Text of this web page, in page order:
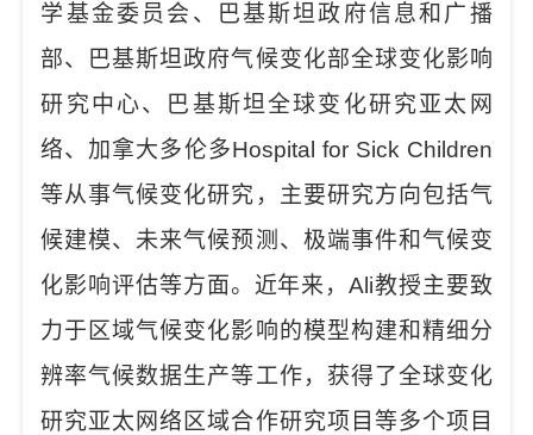
学基金委员会、巴基斯坦政府信息和广播
部、巴基斯坦政府气候变化部全球变化影响
研究中心、巴基斯坦全球变化研究亚太网
络、加拿大多伦多Hospital for Sick Children
等从事气候变化研究 ，
主要研究方向包括气
候建模、未来气候预测、极端事件和气候变
化影响评估等方面。近年来，Ali教授主要致
力于区域气候变化影响的模型构建和精细分
辨率气候数据生产等工作，获得了全球变化
研究亚太网络区域合作研究项目等多个项目